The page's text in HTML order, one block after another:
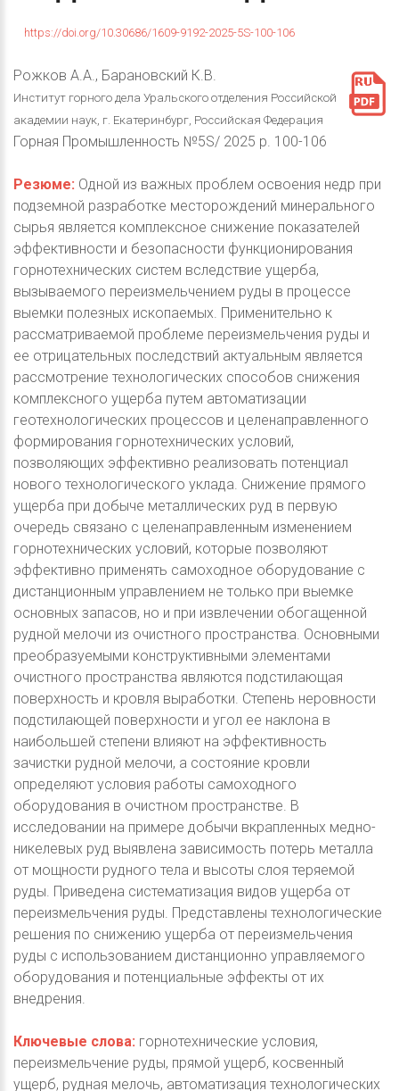
https://doi.org/10.30686/1609-9192-2025-5S-100-106
Рожков А.А., Барановский К.В.
Институт горного дела Уральского отделения Российской
академии наук, г. Екатеринбург, Российская Федерация
Горная Промышленность №5S/ 2025 p. 100-106
Резюме: Одной из важных проблем освоения недр при
подземной разработке месторождений минерального
сырья является комплексное снижение показателей
эффективности и безопасности функционирования
горнотехнических систем вследствие ущерба,
вызываемого переизмельчением руды в процессе
выемки полезных ископаемых. Применительно к
рассматриваемой проблеме переизмельчения руды и
ее отрицательных последствий актуальным является
рассмотрение технологических способов снижения
комплексного ущерба путем автоматизации
геотехнологических процессов и целенаправленного
формирования горнотехнических условий,
позволяющих эффективно реализовать потенциал
нового технологического уклада. Снижение прямого
ущерба при добыче металлических руд в первую
очередь связано с целенаправленным изменением
горнотехнических условий, которые позволяют
эффективно применять самоходное оборудование с
дистанционным управлением не только при выемке
основных запасов, но и при извлечении обогащенной
рудной мелочи из очистного пространства. Основными
преобразуемыми конструктивными элементами
очистного пространства являются подстилающая
поверхность и кровля выработки. Степень неровности
подстилающей поверхности и угол ее наклона в
наибольшей степени влияют на эффективность
зачистки рудной мелочи, а состояние кровли
определяют условия работы самоходного
оборудования в очистном пространстве. В
исследовании на примере добычи вкрапленных медно-
никелевых руд выявлена зависимость потерь металла
от мощности рудного тела и высоты слоя теряемой
руды. Приведена систематизация видов ущерба от
переизмельчения руды. Представлены технологические
решения по снижению ущерба от переизмельчения
руды с использованием дистанционно управляемого
оборудования и потенциальные эффекты от их
внедрения.
Ключевые слова: горнотехнические условия,
переизмельчение руды, прямой ущерб, косвенный
ущерб, рудная мелочь, автоматизация технологических